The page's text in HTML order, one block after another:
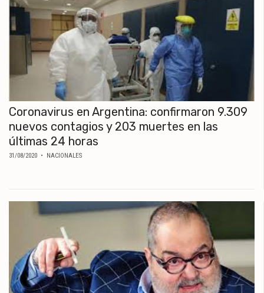
Coronavirus en Argentina: confirmaron 9.309
nuevos contagios y 203 muertes en las
últimas 24 horas
31/08/2020 • NACIONALES